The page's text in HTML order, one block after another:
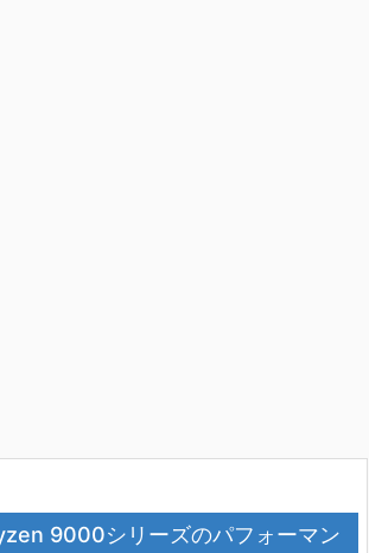
9000シリーズのパフォーマン